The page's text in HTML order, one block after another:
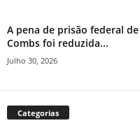
A pena de prisão federal de
Combs foi reduzida...
Julho 30, 2026
Categorias